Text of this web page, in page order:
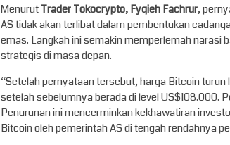
MenurutTrader Tokocrypto, Fyqieh Fachrur,
AS tidak akan terlibat dalam pembentukan
emas. Langkah ini semakin memperlemah narasi
strategis di masa depan.
“Setelah pernyataan tersebut, harga Bitcoin
setelah sebelumnya berada di level US$108.000.
Penurunan ini mencerminkan kekhawatiran
Bitcoin oleh pemerintah AS di tengah rendahnya